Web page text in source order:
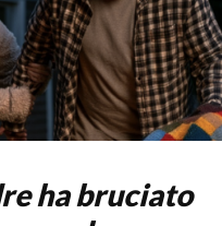
ha bruciato